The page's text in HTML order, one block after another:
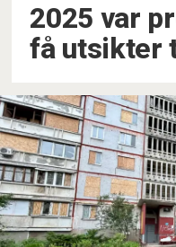
2025 var
få utsikter